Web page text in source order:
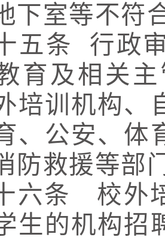
下室等不符
五条
行政
育及相关
培训机构、
、 公安、 体
防救援等部
六条 校外
生的机构招